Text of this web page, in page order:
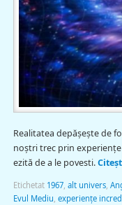
Realitatea depăşeşte de
noştri trec prin
ezită de a le povesti.
Etichetat 1967, alt univers,
Evul Mediu, experienţe